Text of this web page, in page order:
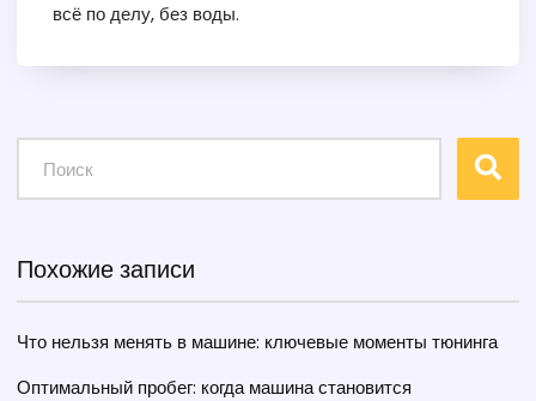
всё по делу, без воды.
Похожие записи
Что нельзя менять в машине: ключевые моменты тюнинга
Оптимальный пробег: когда машина становится